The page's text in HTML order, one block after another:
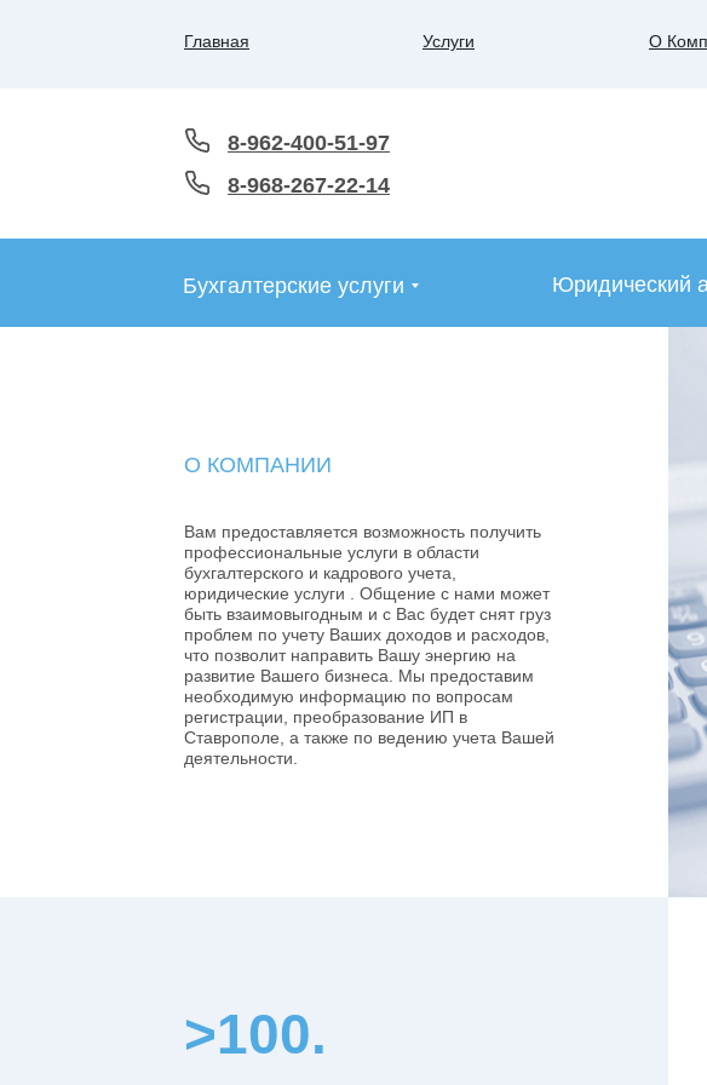
Главная Услуги О
8-962-400-51-97
8-968-267-22-14
Бухгалтерские услуги Юридический
>100.
О КОМПАНИИ
Вам предоставляется возможность получить
профессиональные услуги в области
бухгалтерского и кадрового учета,
юридические услуги . Общение с нами может
быть взаимовыгодным и с Вас будет снят груз
проблем по учету Ваших доходов и расходов,
что позволит направить Вашу энергию на
развитие Вашего бизнеса. Мы предоставим
необходимую информацию по вопросам
регистрации, преобразование ИП в
Ставрополе, а также по ведению учета Вашей
деятельности.